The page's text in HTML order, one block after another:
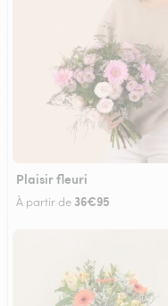
Plaisir fleuri
À partir de 36€95